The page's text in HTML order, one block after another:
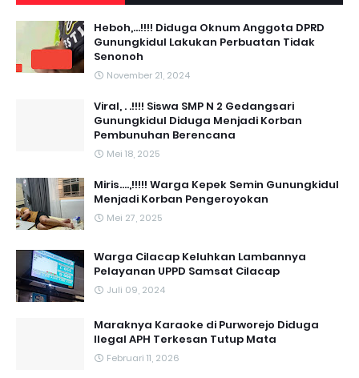
Heboh,...!!!! Diduga Oknum Anggota DPRD
Gunungkidul Lakukan Perbuatan Tidak
Senonoh
November 21, 2024
Viral, . .!!!! Siswa SMP N 2 Gedangsari
Gunungkidul Diduga Menjadi Korban
Pembunuhan Berencana
Mei 18, 2025
Miris....,!!!!! Warga Kepek Semin Gunungkidul
Menjadi Korban Pengeroyokan
Mei 27, 2025
Warga Cilacap Keluhkan Lambannya
Pelayanan UPPD Samsat Cilacap
Juli 09, 2024
Maraknya Karaoke di Purworejo Diduga
Ilegal APH Terkesan Tutup Mata
Februari 11, 2026